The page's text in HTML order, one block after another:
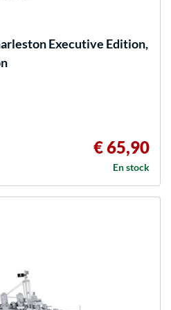
Executive Edition,
€ 65,90
En stock